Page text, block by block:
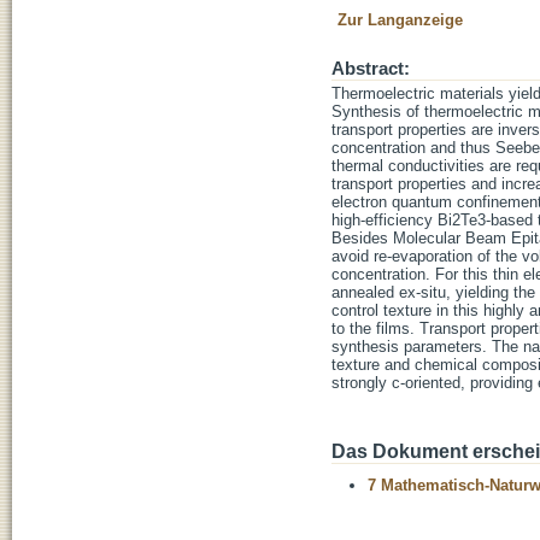
Zur Langanzeige
Abstract:
Thermoelectric materials
Synthesis of thermoelectric
transport properties are
concentration and thus
thermal conductivities are
transport properties and
electron quantum
high-efficiency Bi2Te3-
Besides Molecular Beam
avoid re-evaporation of the
concentration. For this thin
annealed ex-situ, yielding
control texture in this highly
to the films. Transport
synthesis parameters. The
texture and chemical
strongly c-oriented,
Das Dokument
7 Mathematisch-